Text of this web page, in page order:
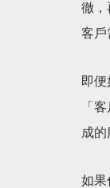
徹，
客戶
即
「
成
如果